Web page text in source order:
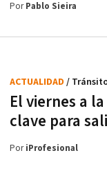
PorPablo Sieira
El viernes a
clave para
ACTUALIDAD /
PoriProfesional